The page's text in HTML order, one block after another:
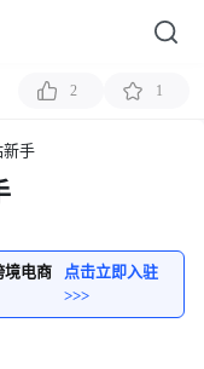
2 1
新手
境电商
点击立即入驻
>>>